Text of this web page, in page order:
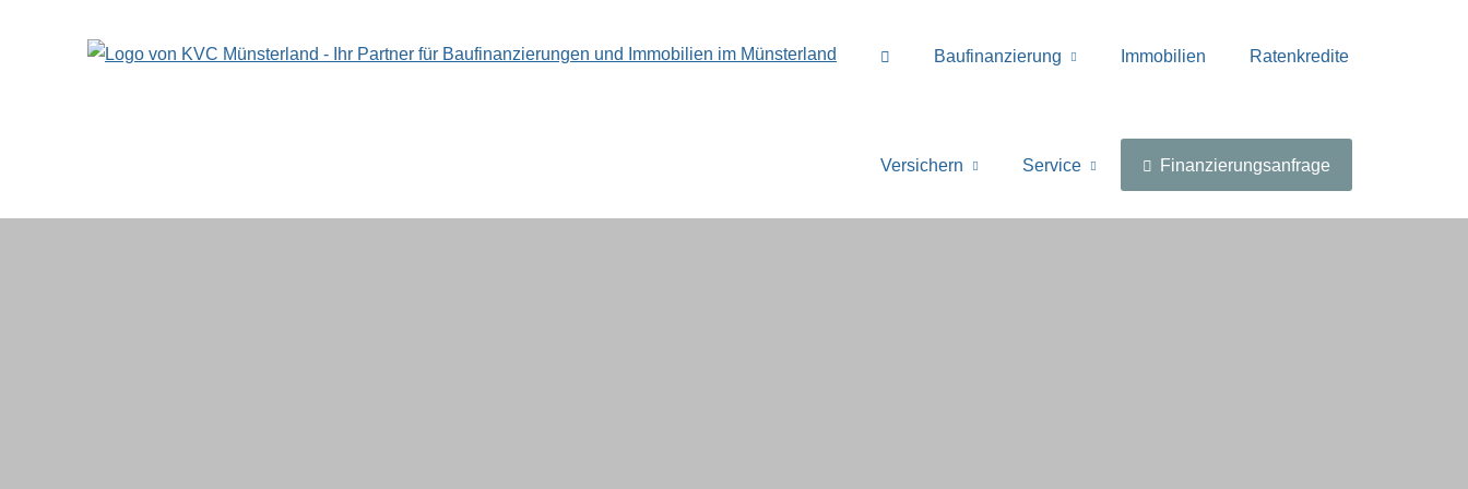
Baufinanzierung Immobilien Ratenkredite
Versichern Service Finanzierungsanfrage